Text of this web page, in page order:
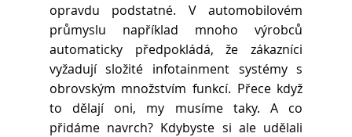
opravdu podstatné. V automobilovém
průmyslu například mnoho výrobců
automaticky předpokládá, že zákazníci
vyžadují složité infotainment systémy s
obrovským množstvím funkcí. Přece když
to dělají oni, my musíme taky. A co
přidáme navrch? Kdybyste si ale udělali